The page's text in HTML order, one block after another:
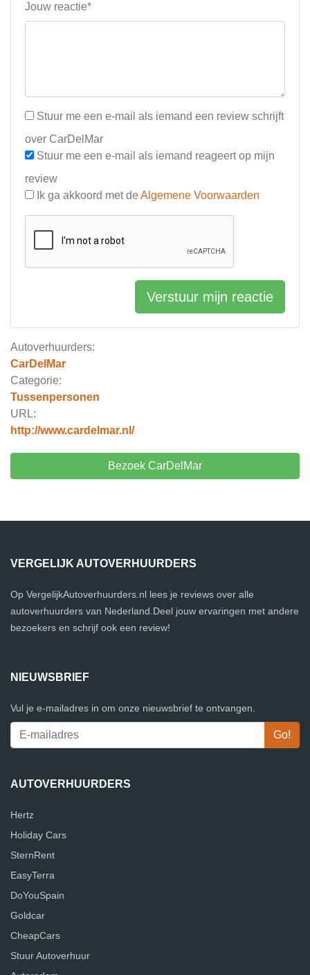
Autoverhuurders:
CarDelMar
Categorie:
Tussenpersonen
URL:
http://www.cardelmar.nl/
Bezoek CarDelMar
Jouw reactie*
Stuur me een e-mail als iemand een review schrijft
over CarDelMar
Stuur me een e-mail als iemand reageert op mijn
review
Ik ga akkoord met de Algemene Voorwaarden
Verstuur mijn reactie
VERGELIJK AUTOVERHUURDERS
Op VergelijkAutoverhuurders.nl lees je reviews over alle
autoverhuurders van Nederland.Deel jouw ervaringen met andere
bezoekers en schrijf ook een review!
NIEUWSBRIEF
Vul je e-mailadres in om onze nieuwsbrief te ontvangen.
AUTOVERHUURDERS
Hertz
Holiday Cars
SternRent
EasyTerra
DoYouSpain
Goldcar
CheapCars
Stuur Autoverhuur